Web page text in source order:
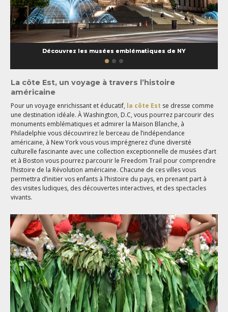
Découvrez les musées emblématiques de NY
La côte Est, un voyage à travers l’histoire
américaine
Pour un voyage enrichissant et éducatif, la côte Est se dresse comme
une destination idéale. À Washington, D.C, vous pourrez parcourir des
monuments emblématiques et admirer la Maison Blanche, à
Philadelphie vous découvrirez le berceau de l’indépendance
américaine, à New York vous vous imprégnerez d’une diversité
culturelle fascinante avec une collection exceptionnelle de musées d’art
et à Boston vous pourrez parcourir le Freedom Trail pour comprendre
l’histoire de la Révolution américaine. Chacune de ces villes vous
permettra d’initier vos enfants à l’histoire du pays, en prenant part à
des visites ludiques, des découvertes interactives, et des spectacles
vivants.